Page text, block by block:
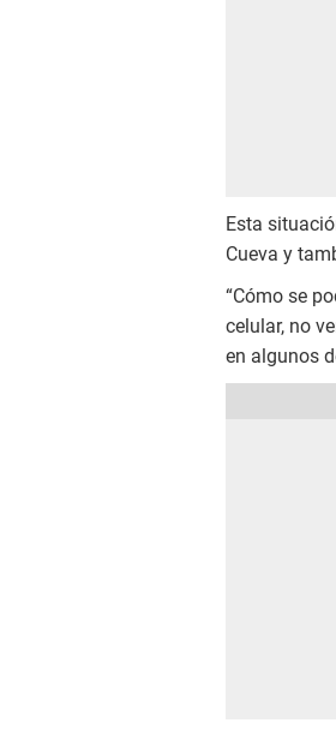
Esta
Cueva y
“Cómo se
celular, no
en algunos